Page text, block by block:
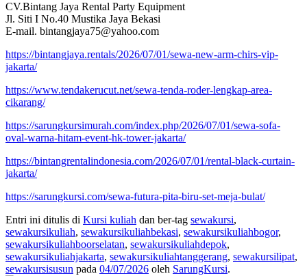
CV.Bintang Jaya Rental Party Equipment
Jl. Siti I No.40 Mustika Jaya Bekasi
E-mail. bintangjaya75@yahoo.com
https://bintangjaya.rentals/2026/07/01/sewa-new-arm-chirs-vip-
jakarta/
https://www.tendakerucut.net/sewa-tenda-roder-lengkap-area-
cikarang/
https://sarungkursimurah.com/index.php/2026/07/01/sewa-sofa-
oval-warna-hitam-event-hk-tower-jakarta/
https://bintangrentalindonesia.com/2026/07/01/rental-black-curtain-
jakarta/
https://sarungkursi.com/sewa-futura-pita-biru-set-meja-bulat/
Entri ini ditulis di Kursi kuliah dan ber-tag sewakursi,
sewakursikuliah, sewakursikuliahbekasi, sewakursikuliahbogor,
sewakursikuliahboorselatan, sewakursikuliahdepok,
sewakursikuliahjakarta, sewakursikuliahtanggerang, sewakursilipat,
sewakursisusun pada 04/07/2026 oleh SarungKursi.